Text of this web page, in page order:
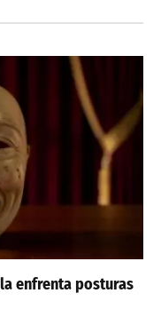
enfrenta posturas